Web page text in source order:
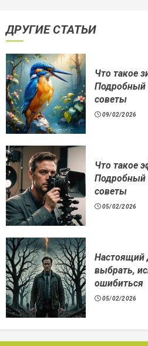
ДРУГИЕ СТАТЬИ
Что такое
Подробный
советы
09/02/2026
Что такое
Подробный
советы
05/02/2026
Настоящий
выбрать,
ошибиться
05/02/2026